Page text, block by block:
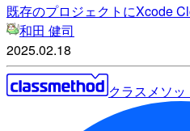
既存のプロジェクトにXcode
和田 健司
2025.02.18
クラスメソ